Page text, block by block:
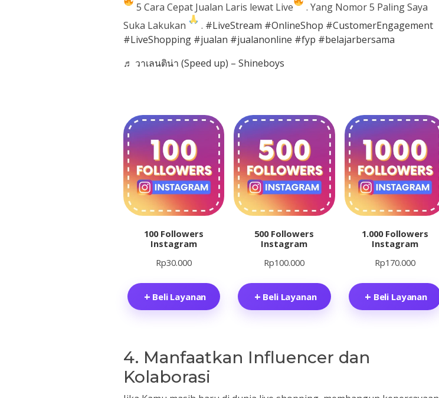
5 Cara Cepat Jualan Laris lewat Live
. Yang Nomor 5 Paling Saya
Suka Lakukan
. #LiveStream #OnlineShop #CustomerEngagement
#LiveShopping #jualan #jualanonline #fyp #belajarbersama
♬ วาเลนติน่า (Speed up) – Shineboys
100 Followers
Instagram
Rp30.000
Beli Layanan
500 Followers
Instagram
Rp100.000
Beli Layanan
1.000 Followers
Instagram
Rp170.000
Beli Layanan
4. Manfaatkan Influencer dan
Kolaborasi